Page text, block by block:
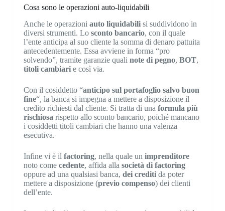
Cosa sono le operazioni auto-liquidabili
Anche le operazioni auto liquidabilisi suddividono in
diversi strumenti. Lo sconto bancario, con il quale
l’ente anticipa al suo cliente la somma di denaro pattuita
antecedentemente. Essa avviene in forma “pro
solvendo”, tramite garanzie quali note di pegno, BOT,
titoli cambiarie così via.
Con il cosiddetto “anticipo sul portafoglio salvo buon
fine“, la banca si impegna a mettere a disposizione il
credito richiesti dal cliente. Si tratta di una formula più
rischiosa rispetto allo sconto bancario, poiché mancano
i cosiddetti titoli cambiari che hanno una valenza
esecutiva.
Infine vi è il factoring, nella quale un imprenditore
noto come cedente, affida alla società di factoring
oppure ad una qualsiasi banca, dei creditida poter
mettere a disposizione (previo compenso) dei clienti
dell’ente.